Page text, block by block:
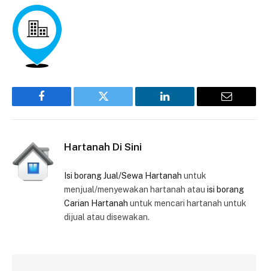
Facebook Twitter LinkedIn Email
Hartanah Di Sini
Isi borang Jual/Sewa Hartanah untuk
menjual/menyewakan hartanah atau isi borang
Carian Hartanah untuk mencari hartanah untuk
dijual atau disewakan.